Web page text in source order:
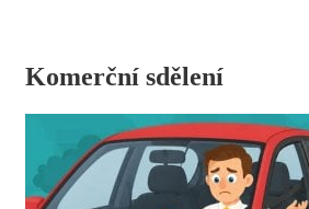
Komerční sdělení